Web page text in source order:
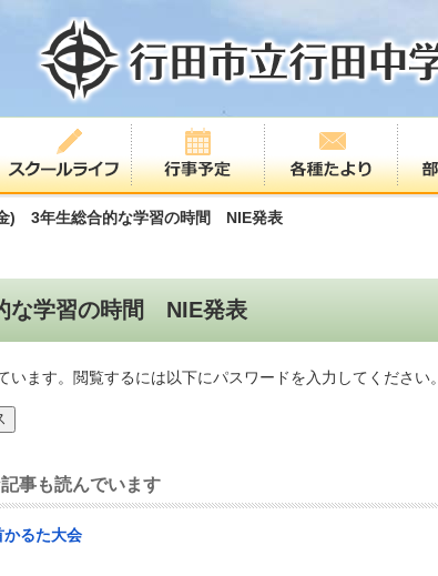
) 3年生総合的な学習の時間 NIE発表
な学習の時間 NIE発表
ます。閲覧するには以下にパスワードを入力してください。
事も読んでいます
るた大会